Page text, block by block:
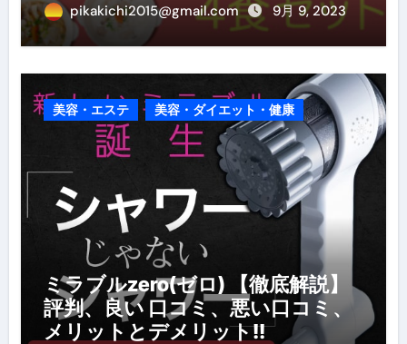
pikakichi2015@gmail.com 9月 9, 2023
美容・エステ 美容・ダイエット・健康
ミラブルzero(ゼロ) 【徹底解説】
評判、良い 口コミ、悪い口コミ、
メリットとデメリット!!